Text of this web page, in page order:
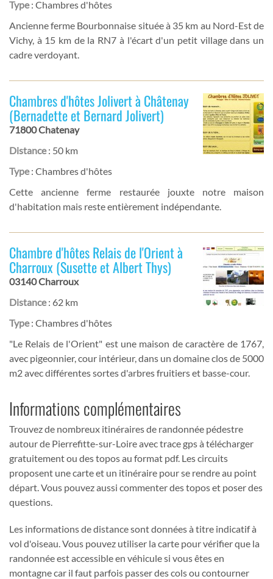
Type: Chambres d'hôtes
Ancienne ferme Bourbonnaise située à 35 km au Nord-Est de
Vichy, à 15 km de la RN7 à l'écart d'un petit village dans un
cadre verdoyant.
Chambres d'hôtes Jolivert à Châtenay
(Bernadette et Bernard Jolivert)
71800 Chatenay
Distance: 50 km
Type: Chambres d'hôtes
Cette ancienne ferme restaurée jouxte notre maison
d'habitation mais reste entièrement indépendante.
Chambre d'hôtes Relais de l'Orient à
Charroux (Susette et Albert Thys)
03140 Charroux
Distance: 62 km
Type: Chambres d'hôtes
"Le Relais de l'Orient" est une maison de caractère de 1767,
avec pigeonnier, cour intérieur, dans un domaine clos de 5000
m2 avec différentes sortes d'arbres fruitiers et basse-cour.
Informations complémentaires
Trouvez de nombreux itinéraires de randonnée pédestre
autour de Pierrefitte-sur-Loire avec trace gps à télécharger
gratuitement ou des topos au format pdf. Les circuits
proposent une carte et un itinéraire pour se rendre au point
départ. Vous pouvez aussi commenter des topos et poser des
questions.
Les informations de distance sont données à titre indicatif à
vol d'oiseau. Vous pouvez utiliser la carte pour vérifier que la
randonnée est accessible en véhicule si vous êtes en
montagne car il faut parfois passer des cols ou contourner